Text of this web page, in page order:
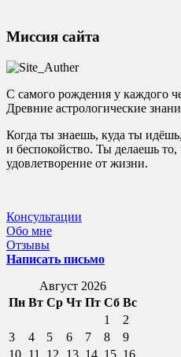
Миссия сайта
С самого рождения у каждого
Древние астрологические
Когда ты знаешь, куда ты
и беспокойство. Ты делаешь
удовлетворение от жизни.
Консультации
Обо мне
Отзывы
Написать письмо
Август 2026
Пн Вт Ср Чт Пт Сб Вс
1
2
3
4 5 6 7 8
9
10 11 12 13 14 15 16